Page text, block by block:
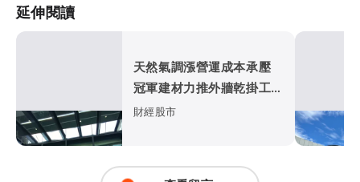
延伸閱讀
天然氣調漲營運成本承壓
冠軍建材力推外牆乾掛工法
打入科技廠房
財經股市